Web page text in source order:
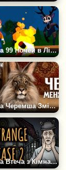
Гра 99 Ночей в Лісі: Виживання в Таборі
Гра Черемша Змінює Професію
Гра Втеча з Кімнати: Дивна Справа 2